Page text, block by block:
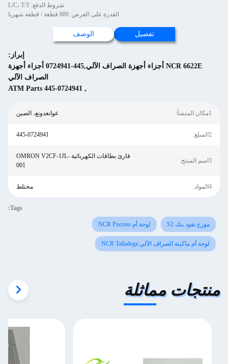
شروط الدفع: L/C، T/T
القدرة على العرض: 880 قطعة / قطعة شهريا
تفصيل الوصف
إبراز:
NCR 6622E أجزاء أجهزة الصراف الآلي,445-0724941 أجزاء أجهزة
الصراف الآلي
,
445-0724941 ATM Parts
1مكان المنشأ: غوانغدونغ، الصين
2المبلغ: 445-0724941
3اسم المنتج:
قارئ بطاقات الكهربائية OMRON V2CF-1JL-
001
4المواد: مختلط
Tags:
موزع نقود بنك S2 لوحة أم NCR Pocono
لوحة أم ماكينة الصراف الآلي NCR Talladega
منتجات مماثلة